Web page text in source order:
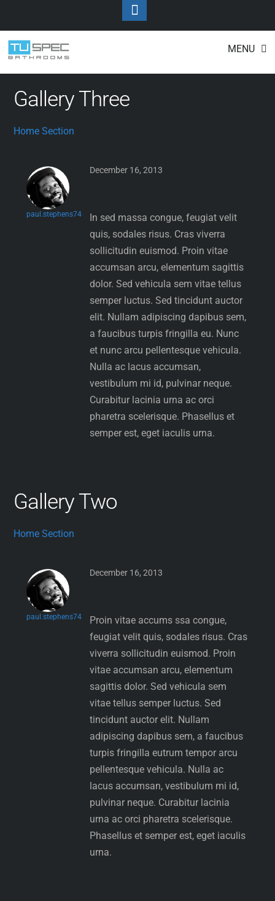
Skip
content
MENU
Home Section
Gallery Three
Home Section
paul.stephens74
December 16, 2013
In sed massa congue, feugiat velit
quis, sodales risus. Cras viverra
sollicitudin euismod. Proin vitae
accumsan arcu, elementum sagittis
dolor. Sed vehicula sem vitae tellus
semper luctus. Sed tincidunt auctor
elit. Nullam adipiscing dapibus sem,
a faucibus turpis fringilla eu. Nunc
et nunc arcu pellentesque vehicula.
Nulla ac lacus accumsan,
vestibulum mi id, pulvinar neque.
Curabitur lacinia urna ac orci
pharetra scelerisque. Phasellus et
semper est, eget iaculis urna.
Gallery Two
Home Section
paul.stephens74
December 16, 2013
Proin vitae accums ssa congue,
feugiat velit quis, sodales risus. Cras
viverra sollicitudin euismod. Proin
vitae accumsan arcu, elementum
sagittis dolor. Sed vehicula sem
vitae tellus semper luctus. Sed
tincidunt auctor elit. Nullam
adipiscing dapibus sem, a faucibus
turpis fringilla eutrum tempor arcu
pellentesque vehicula. Nulla ac
lacus accumsan, vestibulum mi id,
pulvinar neque. Curabitur lacinia
urna ac orci pharetra scelerisque.
Phasellus et semper est, eget iaculis
urna.
Toggle
Footer